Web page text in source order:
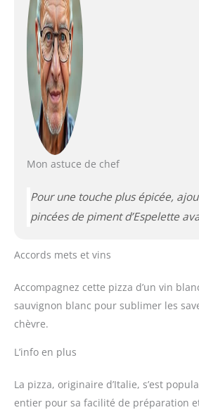
Mon astuce de chef
Pour une touche plus épicée,
pincées de piment d’Espelette
Accords mets et vins
Accompagnez cette pizza d’un vin
sauvignon blanc pour sublimer les
chèvre.
L’info en plus
La pizza, originaire d’Italie, s’est
entier pour sa facilité de préparation